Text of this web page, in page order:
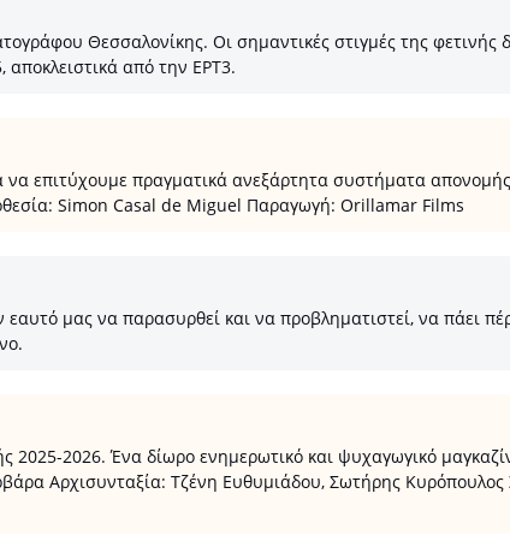
Θεσσαλονίκης. Οι σημαντικές στιγμές της
αποκλειστικά από την ΕΡΤ3.
επιτύχουμε πραγματικά ανεξάρτητα συστήματα
Simon Casal de Miguel Παραγωγή: Orillamar Films
μας να παρασυρθεί και να προβληματιστεί, να πάει
2026. Ένα δίωρο ενημερωτικό και ψυχαγωγικό
Αρχισυνταξία: Τζένη Ευθυμιάδου, Σωτήρης